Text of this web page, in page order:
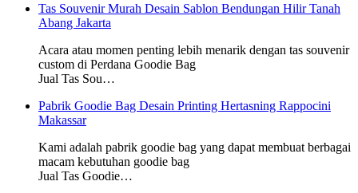
Tas Souvenir Murah Desain Sablon Bendungan Hilir Tanah
Abang Jakarta
Acara atau momen penting lebih menarik dengan tas souvenir
custom di Perdana Goodie Bag
Jual Tas Sou…
Pabrik Goodie Bag Desain Printing Hertasning Rappocini
Makassar
Kami adalah pabrik goodie bag yang dapat membuat berbagai
macam kebutuhan goodie bag
Jual Tas Goodie…